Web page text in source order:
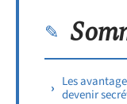
Les
devenir